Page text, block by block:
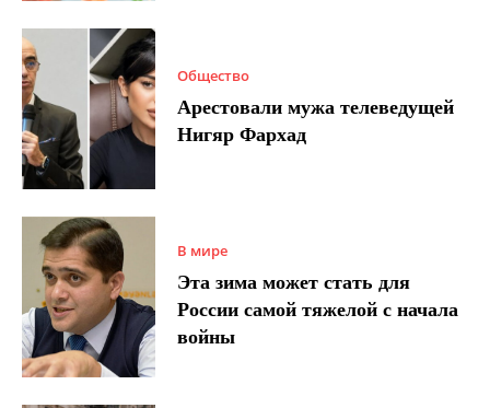
Общество
Арестовали мужа телеведущей
Нигяр Фархад
В мире
Эта зима может стать для
России самой тяжелой с начала
войны